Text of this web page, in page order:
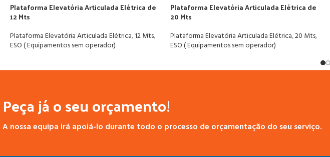
Plataforma Elevatória Articulada Elétrica de
12 Mts
Plataforma Elevatória Articulada Elétrica,12 Mts,
ESO ( Equipamentos sem operador)
Plataforma Elevatória Articulada Elétrica de
20 Mts
Plataforma Elevatória Articulada Elétrica,20 Mts,
ESO ( Equipamentos sem operador)
Peça já o seu orçamento!
A nossa equipa irá apoiá-lo durante todo o processo de orçamentação do seu serviço.